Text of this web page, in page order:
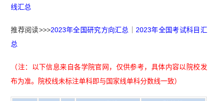
线汇总
推荐阅读>>>2023年全国研究方向汇总
2023年全国考试科目汇
总
（注：以下信息来自各学院官网，仅供参考，具体内容以院校发
布为准。院校线未标注单科即与国家线单科分数线一致）